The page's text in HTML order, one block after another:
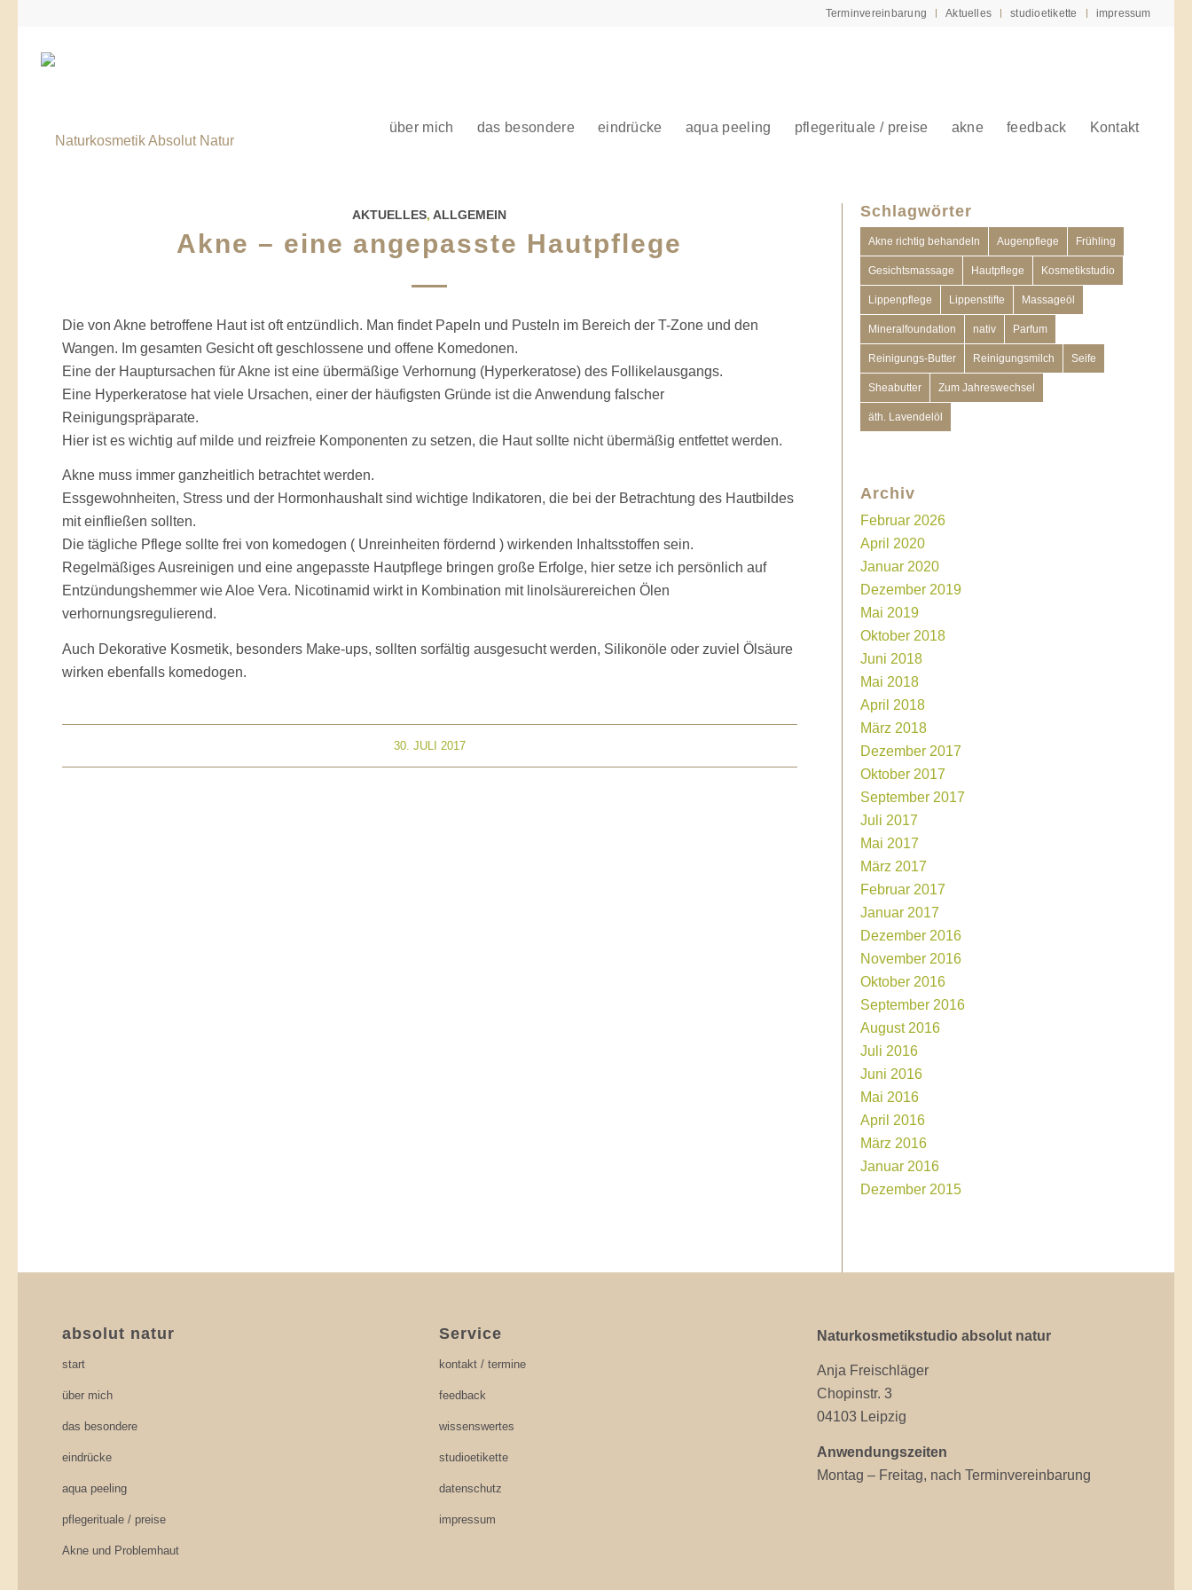
Terminvereinbarung Aktuelles studioetikette impressum
über mich das besondere eindrücke aqua peeling pflegerituale / preise akne feedback Kontakt
AKTUELLES,ALLGEMEIN
Akne – eine angepasste Hautpflege
Die von Akne betroffene Haut ist oft entzündlich. Man findet Papeln und Pusteln im Bereich der T-Zone und den
Wangen. Im gesamten Gesicht oft geschlossene und offene Komedonen.
Eine der Hauptursachen für Akne ist eine übermäßige Verhornung (Hyperkeratose) des Follikelausgangs.
Eine Hyperkeratose hat viele Ursachen, einer der häufigsten Gründe ist die Anwendung falscher
Reinigungspräparate.
Hier ist es wichtig auf milde und reizfreie Komponenten zu setzen, die Haut sollte nicht übermäßig entfettet werden.
Akne muss immer ganzheitlich betrachtet werden.
Essgewohnheiten, Stress und der Hormonhaushalt sind wichtige Indikatoren, die bei der Betrachtung des Hautbildes
mit einfließen sollten.
Die tägliche Pflege sollte frei von komedogen ( Unreinheiten fördernd ) wirkenden Inhaltsstoffen sein.
Regelmäßiges Ausreinigen und eine angepasste Hautpflege bringen große Erfolge, hier setze ich persönlich auf
Entzündungshemmer wie Aloe Vera. Nicotinamid wirkt in Kombination mit linolsäurereichen Ölen
verhornungsregulierend.
Auch Dekorative Kosmetik, besonders Make-ups, sollten sorfältig ausgesucht werden, Silikonöle oder zuviel Ölsäure
wirken ebenfalls komedogen.
30. JULI 2017
Schlagwörter
Akne richtig behandeln Augenpflege Frühling
Gesichtsmassage Hautpflege Kosmetikstudio
Lippenpflege Lippenstifte Massageöl
Mineralfoundation nativ Parfum
Reinigungs-Butter Reinigungsmilch Seife
Sheabutter Zum Jahreswechsel
äth. Lavendelöl
Archiv
Februar 2026
April 2020
Januar 2020
Dezember 2019
Mai 2019
Oktober 2018
Juni 2018
Mai 2018
April 2018
März 2018
Dezember 2017
Oktober 2017
September 2017
Juli 2017
Mai 2017
März 2017
Februar 2017
Januar 2017
Dezember 2016
November 2016
Oktober 2016
September 2016
August 2016
Juli 2016
Juni 2016
Mai 2016
April 2016
März 2016
Januar 2016
Dezember 2015
absolut natur
start
über mich
das besondere
eindrücke
aqua peeling
pflegerituale / preise
Akne und Problemhaut
Service
kontakt / termine
feedback
wissenswertes
studioetikette
datenschutz
impressum
Naturkosmetikstudio absolut natur
Anja Freischläger
Chopinstr. 3
04103 Leipzig
Anwendungszeiten
Montag – Freitag, nach Terminvereinbarung